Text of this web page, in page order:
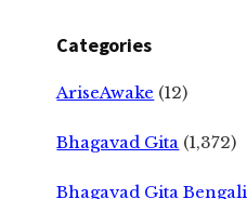
Categories
AriseAwake (12)
Bhagavad Gita (1,372)
Bhagavad Gita Bengali